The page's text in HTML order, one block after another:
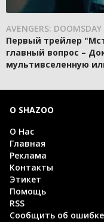
AVENGERS: DOOMSDAY
Первый трейлер
главный вопрос –
мультивселенную
О SHAZOO
О Нас
Главная
Реклама
Контакты
Этикет
Помощь
RSS
Сообщить об ошибке